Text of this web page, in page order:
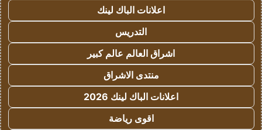
اعلانات الباك لينك
التدريس
اشراق العالم عالم كبير
منتدى الاشراق
اعلانات الباك لينك 2026
اقوى رياضة